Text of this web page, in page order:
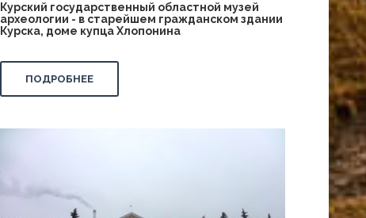
Курский государственный областной музей
археологии - в старейшем гражданском здании
Курска, доме купца Хлопонина
ПОДРОБНЕЕ